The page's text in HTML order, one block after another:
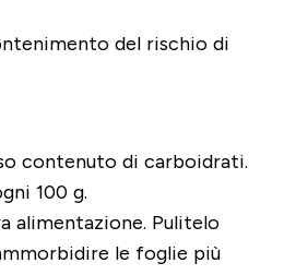
del rischio di
contenuto di carboidrati.
100 g.
alimentazione. Pulitelo
le foglie più